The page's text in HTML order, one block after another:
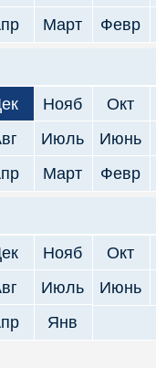
Март Февр
Нояб Окт
Июль Июнь
Март Февр
Нояб Окт
Июль Июнь
Янв